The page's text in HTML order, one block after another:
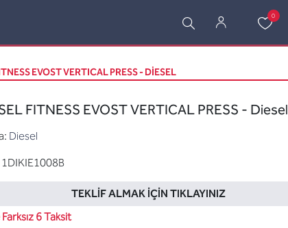
0
EVOST VERTICAL PRESS - DIESEL
FITNESS EVOST VERTICAL PRESS - Diesel
Diesel
1DIKIE1008B
TEKLIF ALMAK İÇIN TIKLAYINIZ
6 Taksit